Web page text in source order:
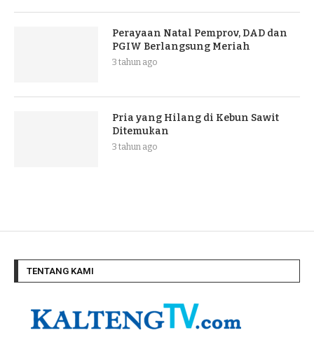
Perayaan Natal Pemprov, DAD dan
PGIW Berlangsung Meriah
3 tahun ago
Pria yang Hilang di Kebun Sawit
Ditemukan
3 tahun ago
TENTANG KAMI